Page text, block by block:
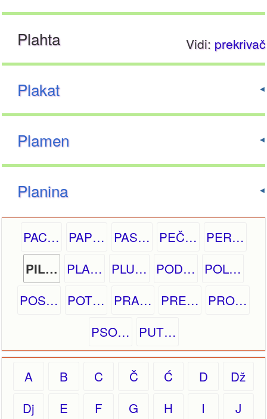
Plahta Vidi: prekrivač
Plakat
Plamen
Planina
PAC… PAP… PAS… PEČ… PER…
PIL… PLA… PLU… POD… POL…
POS… POT… PRA… PRE… PRO…
PSO… PUT…
A B C Č Ć D
Dž
Dj
E F G H I
J